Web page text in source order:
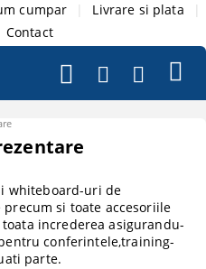
cumpar Livrare si plata
Contact
whiteboard-uri de
si toate accesoriile
increderea asigurandu-
conferintele,training-
parte.